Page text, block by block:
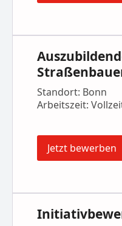
Standort: Bonn
Arbeitszeit:
Jetzt bewerben